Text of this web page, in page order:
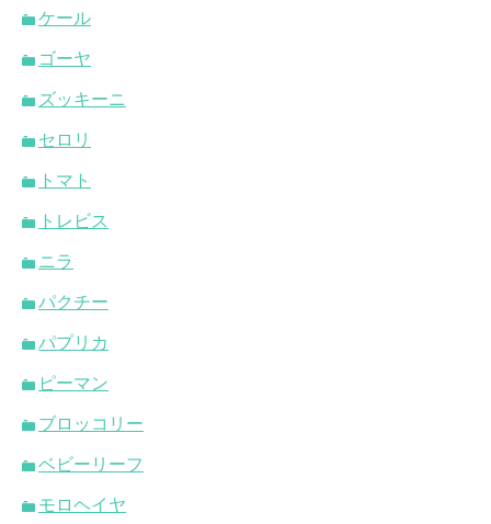
ケール
ゴーヤ
ズッキーニ
セロリ
トマト
トレビス
ニラ
パクチー
パプリカ
ピーマン
ブロッコリー
ベビーリーフ
モロヘイヤ